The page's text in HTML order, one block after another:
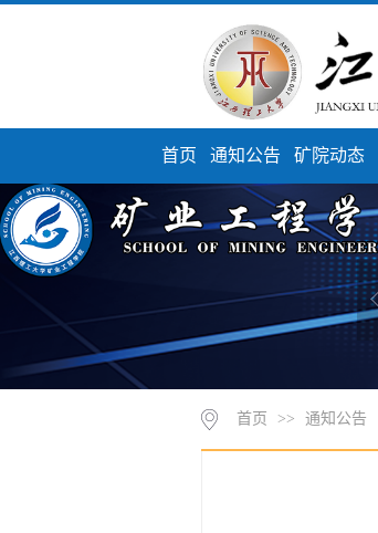
首页 通知公告 矿院动态
首页 >> 通知公告